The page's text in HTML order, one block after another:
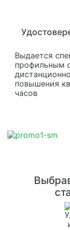
Выдается
профильным
повышения
часов